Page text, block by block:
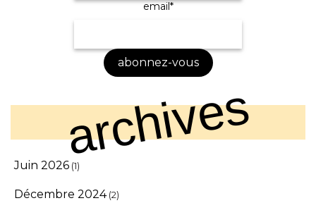
email*
abonnez-vous
archives
Juin 2026 (1)
Décembre 2024(2)